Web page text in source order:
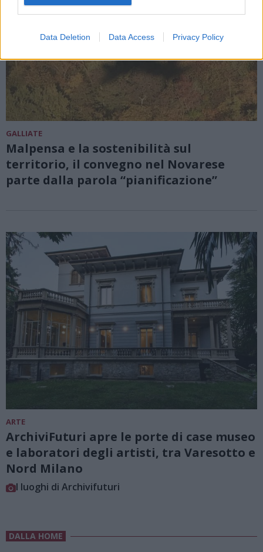
Data Deletion Data Access Privacy Policy
GALLIATE
Malpensa e la sostenibilità sul
territorio, il convegno nel Novarese
parte dalla parola “pianificazione”
ARTE
ArchiviFuturi apre le porte di case museo
e laboratori degli artisti, tra Varesotto e
Nord Milano
I luoghi di Archivifuturi
DALLA HOME